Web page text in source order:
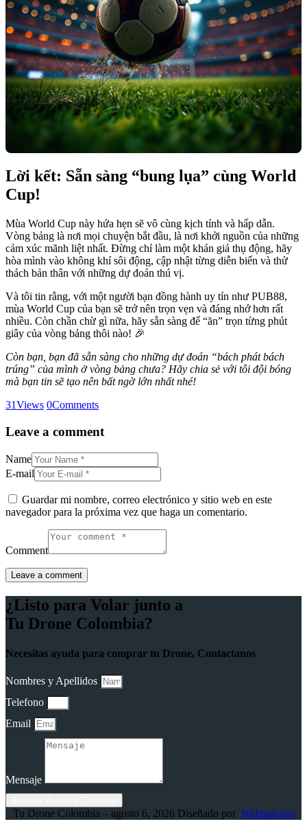
Lời kết: Sẵn sàng “bung lụa” cùng World
Cup!
Mùa World Cup này hứa hẹn sẽ vô cùng kịch tính và hấp dẫn.
Vòng bảng là nơi mọi chuyện bắt đầu, là nơi khởi nguồn của những
cảm xúc mãnh liệt nhất. Đừng chỉ làm một khán giả thụ động, hãy
hòa mình vào không khí sôi động, cập nhật từng diễn biến và thử
thách bản thân với những dự đoán thú vị.
Và tôi tin rằng, với một người bạn đồng hành uy tín như PUB88,
mùa World Cup của bạn sẽ trở nên trọn vẹn và đáng nhớ hơn rất
nhiều. Còn chần chừ gì nữa, hãy sẵn sàng để “ăn” trọn từng phút
giây của vòng bảng thôi nào! 🎉
Còn bạn, bạn đã sẵn sàng cho những dự đoán “bách phát bách
trúng” của mình ở vòng bảng chưa? Hãy chia sẻ với tôi đội bóng
mà bạn tin sẽ tạo nên bất ngờ lớn nhất nhé!
31Views 0Comments
Leave a comment
Name
E-mail
Guardar mi nombre, correo electrónico y sitio web en este
navegador para la próxima vez que haga un comentario.
Comment
¿Listo para Volar junto a
Tu Drone Colombia?
Necesitas ayuda para comprar tu Drone, Contactanos
Nombres y Apellidos
Telefono
Email
Mensaje
Tu Drone Colombia – agosto 6, 2026 Diseñado por Webtrabajos